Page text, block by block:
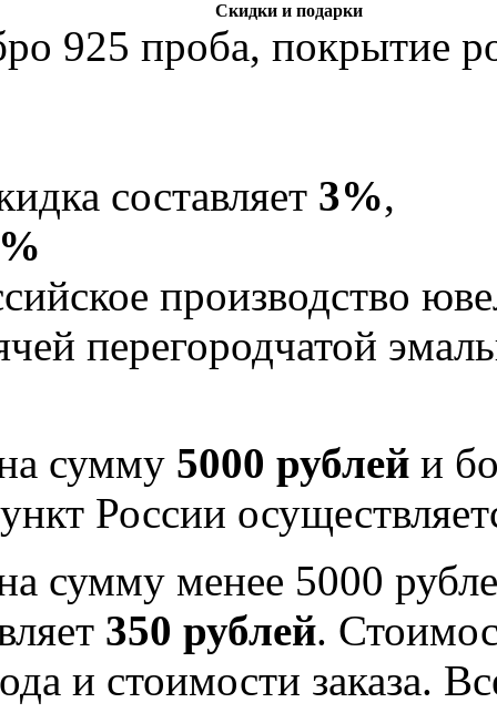
Скидки и подарки
925 проба, покрытие
составляет 3%,
производство
перегородчатой
сумму 5000 рублей и
России
сумму менее 5000
350 рублей.
и стоимости заказа.